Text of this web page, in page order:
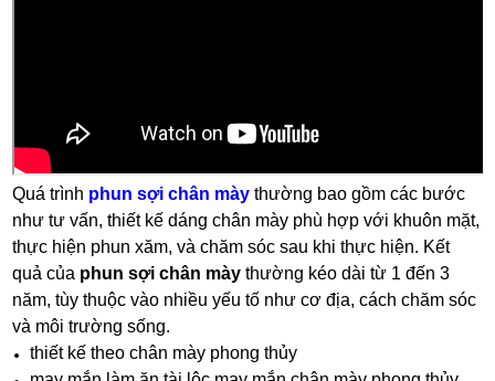
Quá trình phun sợi chân mày thường bao gồm các bước
như tư vấn, thiết kế dáng chân mày phù hợp với khuôn mặt,
thực hiện phun xăm, và chăm sóc sau khi thực hiện. Kết
quả của phun sợi chân mày thường kéo dài từ 1 đến 3
năm, tùy thuộc vào nhiều yếu tố như cơ địa, cách chăm sóc
và môi trường sống.
thiết kế theo chân mày phong thủy